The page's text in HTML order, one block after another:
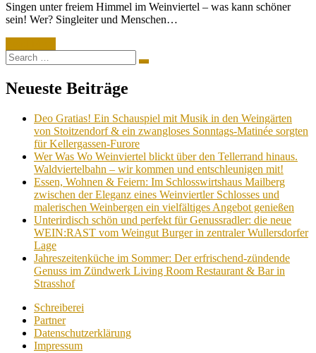
Singen unter freiem Himmel im Weinviertel – was kann schöner
sein! Wer? Singleiter und Menschen…
Search
for:
Search
Neueste Beiträge
Deo Gratias! Ein Schauspiel mit Musik in den Weingärten
von Stoitzendorf & ein zwangloses Sonntags-Matinée sorgten
für Kellergassen-Furore
Wer Was Wo Weinviertel blickt über den Tellerrand hinaus.
Waldviertelbahn – wir kommen und entschleunigen mit!
Essen, Wohnen & Feiern: Im Schlosswirtshaus Mailberg
zwischen der Eleganz eines Weinviertler Schlosses und
malerischen Weinbergen ein vielfältiges Angebot genießen
Unterirdisch schön und perfekt für Genussradler: die neue
WEIN:RAST vom Weingut Burger in zentraler Wullersdorfer
Lage
Jahreszeitenküche im Sommer: Der erfrischend-zündende
Genuss im Zündwerk Living Room Restaurant & Bar in
Strasshof
Schreiberei
Partner
Datenschutzerklärung
Impressum